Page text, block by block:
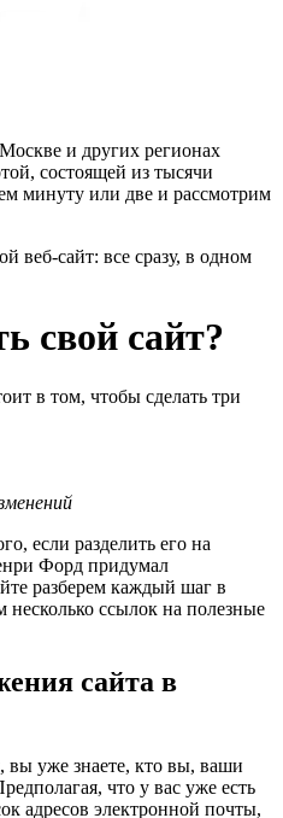
и других регионах
состоящей из тысячи
минуту или две и рассмотрим
веб-сайт: все сразу, в одном
свой сайт?
в том, чтобы сделать три
если разделить его на
Форд придумал
разберем каждый шаг в
ссылок на полезные
сайта в
уже знаете, кто вы, ваши
что у вас уже есть
адресов электронной почты,